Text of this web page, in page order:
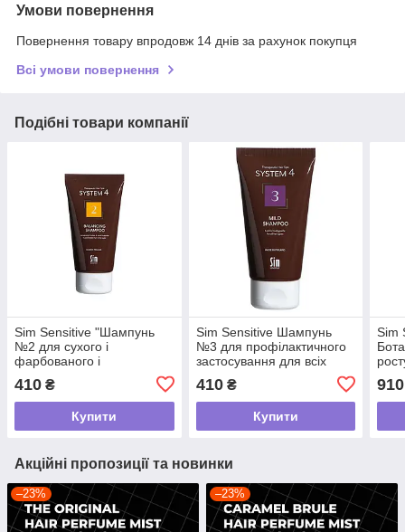
Умови повернення
Повернення товару впродовж 14 днів за рахунок покупця
Всі умови повернення
Подібні товари компанії
Sim Sensitive "Шампунь
№2 для сухого і
фарбованого і
75мл/ S4 2 Balancing
Shampoo , 75мл
410 ₴
Купити
Sim Sensitive Шампунь
№3 для профілактичного
застосування для всіх
типів волосся / S4 3 Mild
Shampoo ,75 мл
410₴
Купити
Sim
910
Акційні пропозиції та новинки
–23% –23%